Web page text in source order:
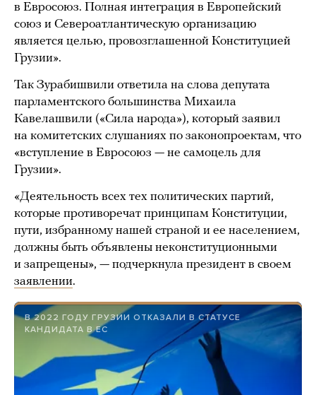
в Евросоюз. Полная интеграция в Европейский
союз и Североатлантическую организацию
является целью, провозглашенной Конституцией
Грузии».
Так Зурабишвили ответила на слова депутата
парламентского большинства Михаила
Кавелашвили («Сила народа»), который заявил
на комитетских слушаниях по законопроектам, что
«вступление в Евросоюз — не самоцель для
Грузии».
«Деятельность всех тех политических партий,
которые противоречат принципам Конституции,
пути, избранному нашей страной и ее населением,
должны быть объявлены неконституционными
и запрещены», — подчеркнула президент в своем
заявлении.
В 2022 ГОДУ ГРУЗИИ ОТКАЗАЛИ В СТАТУСЕ
КАНДИДАТА В ЕС